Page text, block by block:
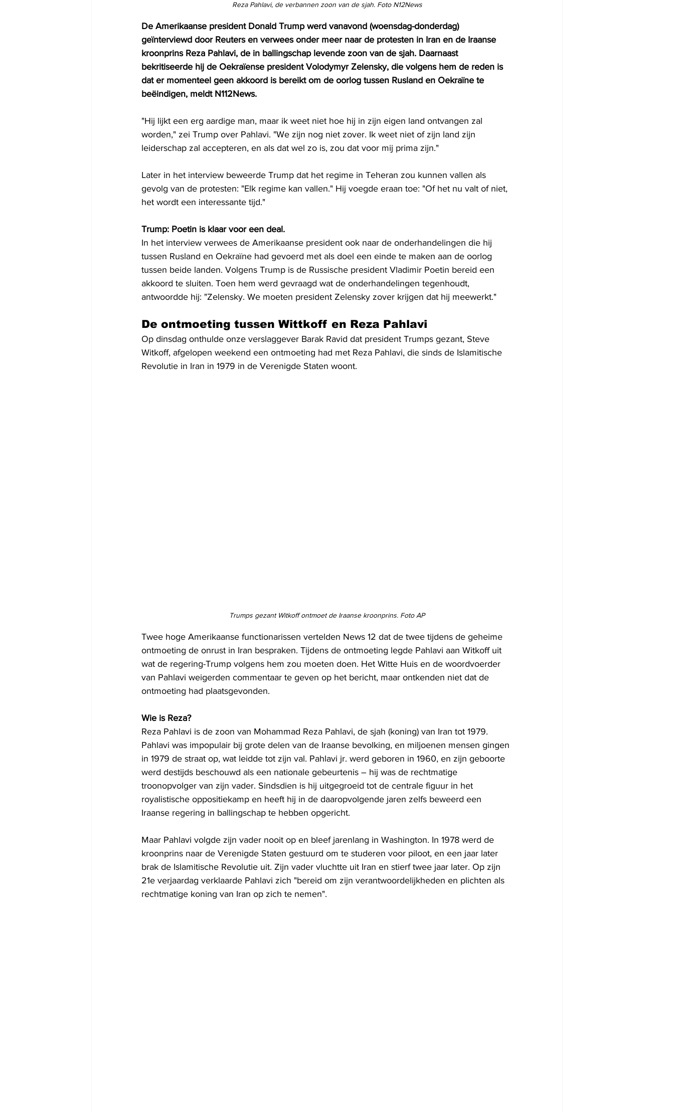
Reza Pahlavi, de verbannen zoon van de sjah. Foto N12News
De Amerikaanse president Donald Trump werd vanavond (woensdag-donderdag)
geïnterviewd door Reuters en verwees onder meer naar de protesten in Iran en de Iraanse
kroonprins Reza Pahlavi, de in ballingschap levende zoon van de sjah. Daarnaast
bekritiseerde hij de Oekraïense president Volodymyr Zelensky, die volgens hem de reden is
dat er momenteel geen akkoord is bereikt om de oorlog tussen Rusland en Oekraïne te
beëindigen, meldt N112News.
"Hij lijkt een erg aardige man, maar ik weet niet hoe hij in zijn eigen land ontvangen zal
worden," zei Trump over Pahlavi. "We zijn nog niet zover. Ik weet niet of zijn land zijn
leiderschap zal accepteren, en als dat wel zo is, zou dat voor mij prima zijn."
Later in het interview beweerde Trump dat het regime in Teheran zou kunnen vallen als
gevolg van de protesten: "Elk regime kan vallen." Hij voegde eraan toe: "Of het nu valt of niet,
het wordt een interessante tijd."
Trump: Poetin is klaar voor een deal.
In het interview verwees de Amerikaanse president ook naar de onderhandelingen die hij
tussen Rusland en Oekraïne had gevoerd met als doel een einde te maken aan de oorlog
tussen beide landen. Volgens Trump is de Russische president Vladimir Poetin bereid een
akkoord te sluiten. Toen hem werd gevraagd wat de onderhandelingen tegenhoudt,
antwoordde hij: "Zelensky. We moeten president Zelensky zover krijgen dat hij meewerkt."
De ontmoeting tussen Wittkoff en Reza Pahlavi
Op dinsdag onthulde onze verslaggever Barak Ravid dat president Trumps gezant, Steve
Witkoff, afgelopen weekend een ontmoeting had met Reza Pahlavi, die sinds de Islamitische
Revolutie in Iran in 1979 in de Verenigde Staten woont.
Trumps gezant Witkoff ontmoet de Iraanse kroonprins. Foto AP
Twee hoge Amerikaanse functionarissen vertelden News 12 dat de twee tijdens de geheime
ontmoeting de onrust in Iran bespraken. Tijdens de ontmoeting legde Pahlavi aan Witkoff uit
wat de regering-Trump volgens hem zou moeten doen. Het Witte Huis en de woordvoerder
van Pahlavi weigerden commentaar te geven op het bericht, maar ontkenden niet dat de
ontmoeting had plaatsgevonden.
Wie is Reza?
Reza Pahlavi is de zoon van Mohammad Reza Pahlavi, de sjah (koning) van Iran tot 1979.
Pahlavi was impopulair bij grote delen van de Iraanse bevolking, en miljoenen mensen gingen
in 1979 de straat op, wat leidde tot zijn val. Pahlavi jr. werd geboren in 1960, en zijn geboorte
werd destijds beschouwd als een nationale gebeurtenis – hij was de rechtmatige
troonopvolger van zijn vader. Sindsdien is hij uitgegroeid tot de centrale figuur in het
royalistische oppositiekamp en heeft hij in de daaropvolgende jaren zelfs beweerd een
Iraanse regering in ballingschap te hebben opgericht.
Maar Pahlavi volgde zijn vader nooit op en bleef jarenlang in Washington. In 1978 werd de
kroonprins naar de Verenigde Staten gestuurd om te studeren voor piloot, en een jaar later
brak de Islamitische Revolutie uit. Zijn vader vluchtte uit Iran en stierf twee jaar later. Op zijn
21e verjaardag verklaarde Pahlavi zich "bereid om zijn verantwoordelijkheden en plichten als
rechtmatige koning van Iran op zich te nemen".